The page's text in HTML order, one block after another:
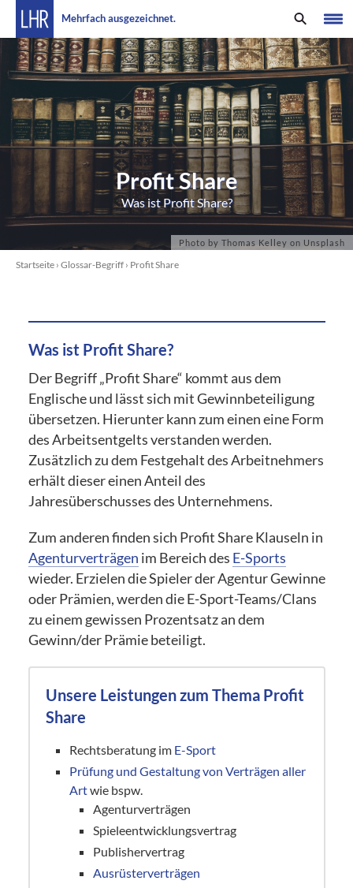
Mehrfach ausgezeichnet.
Profit Share
Was ist Profit Share?
Startseite › Glossar-Begriff › Profit Share
Was ist Profit Share?
Der Begriff „Profit Share“ kommt aus dem
Englische und lässt sich mit Gewinnbeteiligung
übersetzen. Hierunter kann zum einen eine Form
des Arbeitsentgelts verstanden werden.
Zusätzlich zu dem Festgehalt des Arbeitnehmers
erhält dieser einen Anteil des
Jahresüberschusses des Unternehmens.
Zum anderen finden sich Profit Share Klauseln in
Agenturverträgen im Bereich des E-Sports
wieder. Erzielen die Spieler der Agentur Gewinne
oder Prämien, werden die E-Sport-Teams/Clans
zu einem gewissen Prozentsatz an dem
Gewinn/der Prämie beteiligt.
Unsere Leistungen zum Thema Profit
Share
Rechtsberatung im E-Sport
Prüfung und Gestaltung von Verträgen aller
Artwie bspw.
Agenturverträgen
Spieleentwicklungsvertrag
Publishervertrag
Ausrüsterverträgen